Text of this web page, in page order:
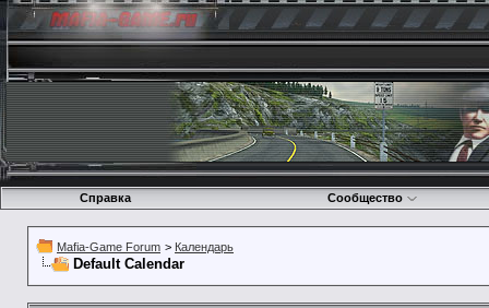
Справка Сообщество
Mafia-Game Forum > Календарь
Default Calendar